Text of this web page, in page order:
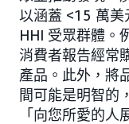
以涵蓋 <15 萬
HHI 受眾群體。
消費者報告經常
產品。此外，將
間可能是明智的
「向您所愛的